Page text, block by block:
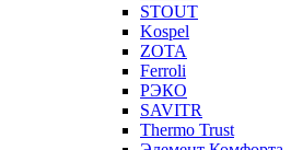
STOUT
Kospel
ZOTA
Ferroli
РЭКО
SAVITR
Thermo Trust